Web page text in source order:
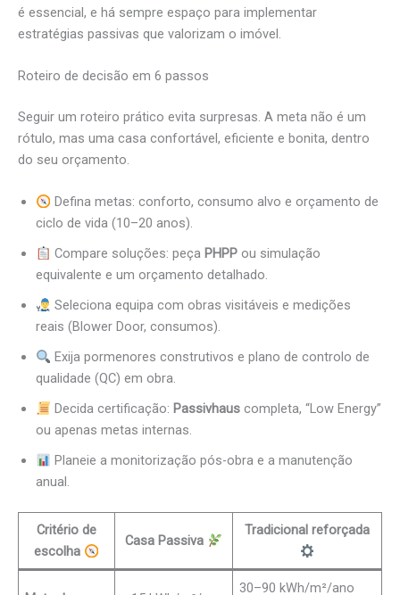
é essencial, e há sempre espaço para implementar
estratégias passivas que valorizam o imóvel.
Roteiro de decisão em 6 passos
Seguir um roteiro prático evita surpresas. A meta não é um
rótulo, mas uma casa confortável, eficiente e bonita, dentro
do seu orçamento.
Defina metas: conforto, consumo alvo e orçamento de
ciclo de vida (10–20 anos).
Compare soluções: peça PHPPou simulação
equivalente e um orçamento detalhado.
Seleciona equipa com obras visitáveis e medições
reais (Blower Door, consumos).
Exija pormenores construtivos e plano de controlo de
qualidade (QC) em obra.
Decida certificação: Passivhauscompleta, “Low Energy”
ou apenas metas internas.
Planeie a monitorização pós-obra e a manutenção
anual.
Critério de
escolha
Casa Passiva
Tradicional reforçada
30–90 kWh/m²/ano